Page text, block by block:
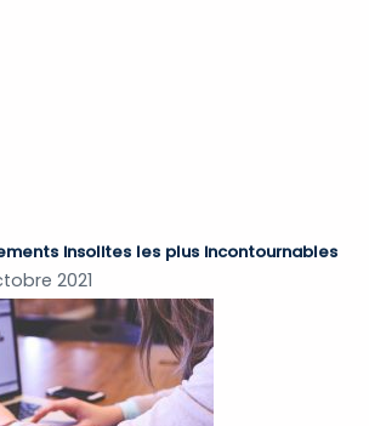
insolites les plus incontournables
2021